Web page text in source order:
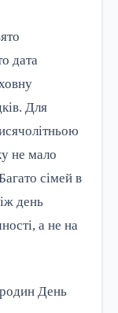
дата
Для
не мало
сімей в
день
а не на
День